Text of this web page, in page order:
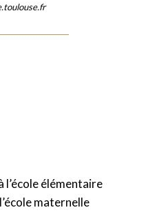
élémentaire
maternelle